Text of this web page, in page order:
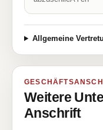
Allgemeine
Weitere
Anschrift